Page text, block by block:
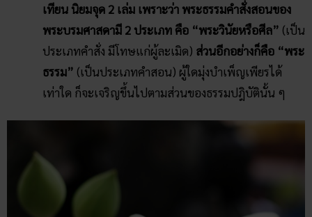
เทียน นิยมจุด 2 เล่ม เพราะว่า พระธรรมคำสั่งสอนของ
พระบรมศาสดามี 2 ประเภท คือ “พระวินัยหรือศีล” (เป็น
ประเภทคำสั่ง มีโทษแก่ผู้ละเมิด) ส่วนอีกอย่างก็คือ “พระ
ธรรม” (เป็นประเภทคำสอน) ผู้ใดมุ่งบำเพ็ญเพียรได้
เท่าใด ก็จะเจริญขึ้นไปตามส่วนของธรรมปฎิบัตินั้น ๆ